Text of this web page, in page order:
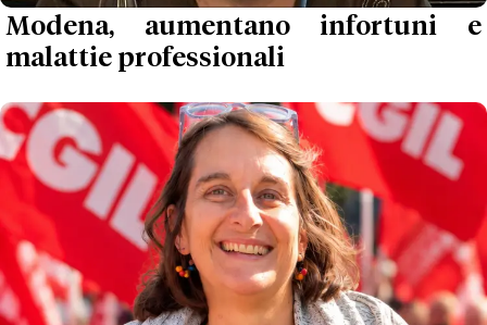
Modena, aumentano infortuni e
malattie professionali